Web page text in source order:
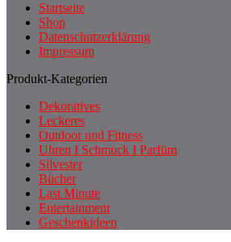
Startseite
Shop
Datenschutzerklärung
Impressum
Produkt-Kategorien
Dekoratives
Leckeres
Outdoor und Fitness
Uhren I Schmuck I Parfüm
Silvester
Bücher
Last Minute
Entertainment
Geschenkideen